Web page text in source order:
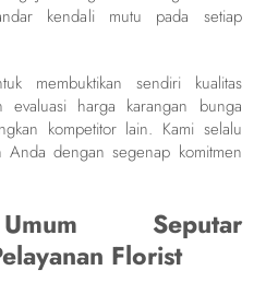
kendali mutu pada setiap
membuktikan sendiri kualitas
evaluasi harga karangan bunga
kompetitor lain. Kami selalu
Anda dengan segenap komitmen
Seputar
Florist